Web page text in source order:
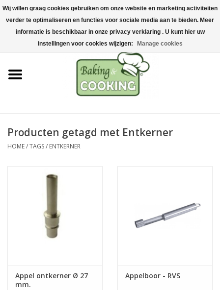
Home
Bak-& kookgerei
Machines & onderdelen
Chocolade & ijsbereiding
Hygiëne & opslag
Grondstoffen & Presentatie
Producten getagd met Entkerner
HOME/TAGS/ ENTKERNER
Appel ontkerner Ø 27
mm.
Appelboor - RVS
Wij willen graag cookies gebruiken om onze website en marketing activiteiten
verder te optimaliseren en functies voor sociale media aan te bieden. Meer
informatie is beschikbaar in onze privacy verklaring . U kunt hier uw
instellingen voor cookies wijzigen:
Manage cookies